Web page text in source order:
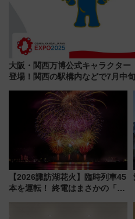
大阪・関西万博公式キャラクタ
登場！関西の駅構内などで7月中
【2026諏訪湖花火】臨時列車45
本を運転！ 終電はまさかの「0